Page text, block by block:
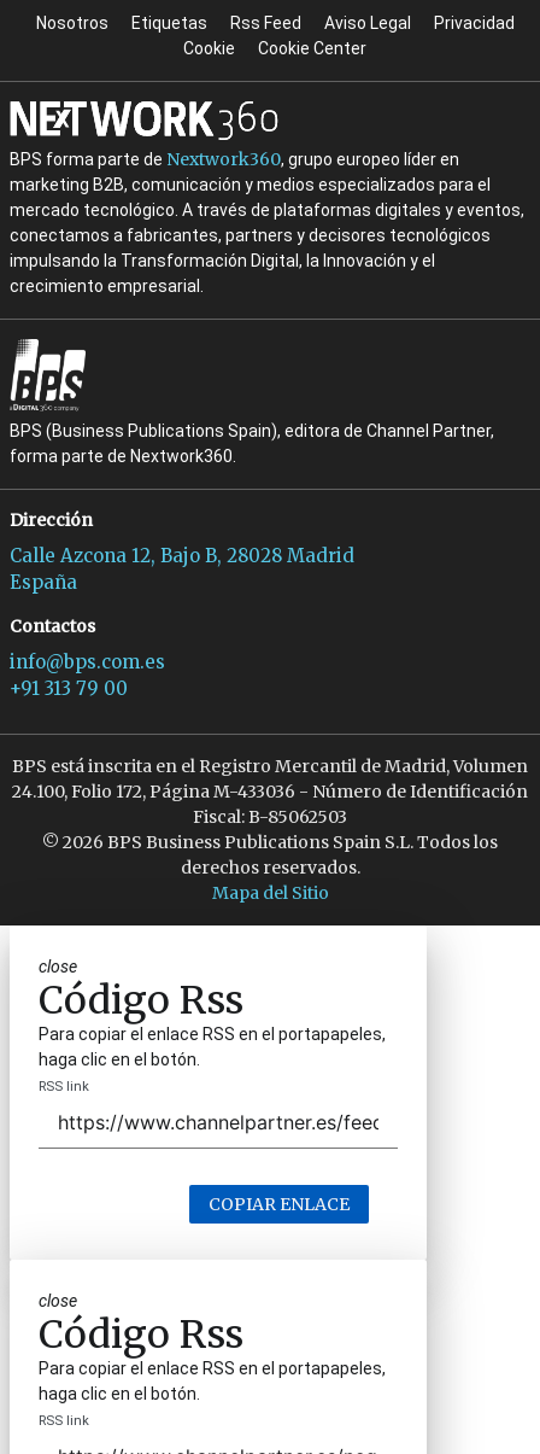
Nosotros Etiquetas Rss Feed Aviso Legal
Privacidad
Cookie
Cookie Center
BPS forma parte de Nextwork360, grupo europeo líder en
marketing B2B, comunicación y medios especializados para el
mercado tecnológico. A través de plataformas digitales y eventos,
conectamos a fabricantes, partners y decisores tecnológicos
impulsando la Transformación Digital, la Innovación y el
crecimiento empresarial.
BPS (Business Publications Spain), editora de Channel Partner,
forma parte de Nextwork360.
Dirección
Calle Azcona 12, Bajo B, 28028 Madrid
España
Contactos
info@bps.com.es
+91 313 79 00
BPS está inscrita en el Registro Mercantil de Madrid, Volumen
24.100, Folio 172, Página M-433036 - Número de Identificación
Fiscal: B-85062503
© 2026 BPS Business Publications Spain S.L. Todos los
derechos reservados.
Mapa del Sitio
close
Código Rss
Para copiar el enlace RSS en el portapapeles,
haga clic en el botón.
RSS link
COPIAR ENLACE
close
Código Rss
Para copiar el enlace RSS en el portapapeles,
haga clic en el botón.
RSS link